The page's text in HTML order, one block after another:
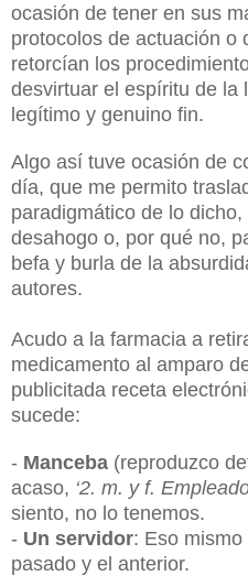
ocasión de tener en sus
protocolos de actuación o
retorcían los
desvirtuar el espíritu de la
legítimo y genuino fin.
Algo así tuve ocasión de
día, que me permito
paradigmático de lo
desahogo o, por qué no,
befa y burla de la
autores.
Acudo a la farmacia a
medicamento al amparo
publicitada receta
sucede:
- Manceba (reproduzco
acaso, ‘2. m. y f.
siento, no lo tenemos.
- Un servidor: Eso
pasado y el anterior.